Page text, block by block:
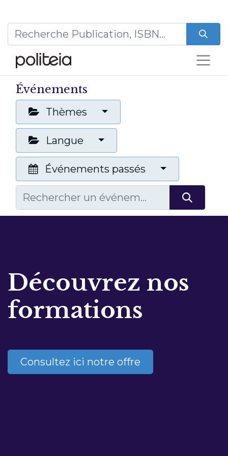
Événements
Thèmes
Langue
Événements passés
Découvrez nos
formations
Consultez ici notre offre